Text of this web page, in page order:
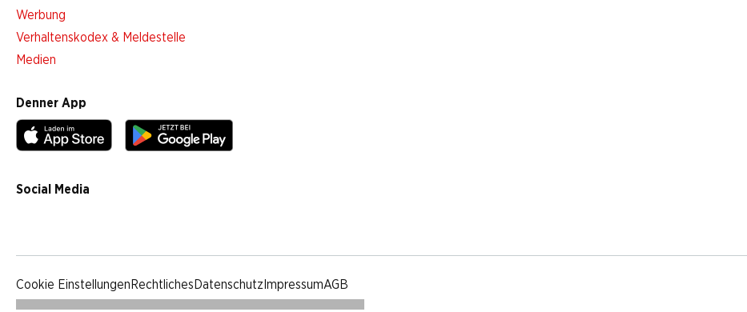
Werbung
Verhaltenskodex & Meldestelle
Medien
Denner App
Social Media
Cookie Einstellungen Rechtliches Datenschutz ImpressumAGB